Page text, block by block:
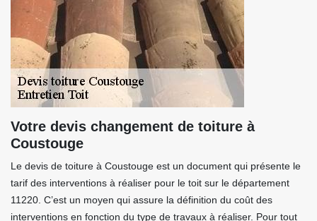
Votre devis changement de toiture à
Coustouge
Le devis de toiture à Coustouge est un document qui présente le
tarif des interventions à réaliser pour le toit sur le département
11220. C’est un moyen qui assure la définition du coût des
interventions en fonction du type de travaux à réaliser. Pour tout